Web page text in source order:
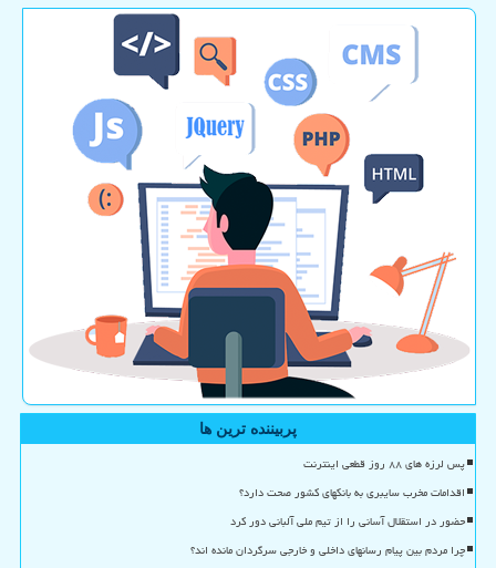
پربیننده ترین ها
پس لرزه های ۸۸ روز قطعی اینترنت
اقدامات مخرب سایبری به بانکهای کشور صحت دارد؟
حضور در استقلال آسانی را از تیم ملی آلبانی دور کرد
چرا مردم بین پیام رسانهای داخلی و خارجی سرگردان مانده اند؟